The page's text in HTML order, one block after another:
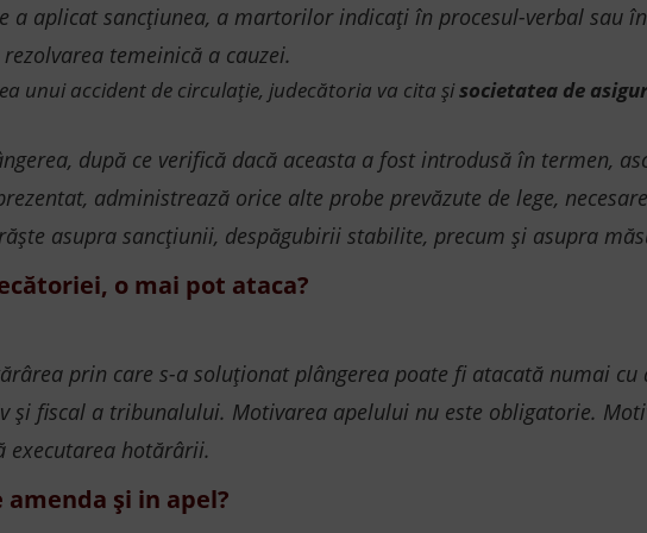
a aplicat sancțiunea, a martorilor indicați în procesul-verbal sau
temeinică a cauzei.
unui accident de circulație, judecătoria va cita șisocietatea de
după ce verifică dacă aceasta a fost introdusă în termen,
administrează orice alte probe prevăzute de lege,
asupra sancțiunii, despăgubirii stabilite, precum și asupra
o mai pot ataca?
prin care s-a soluționat plângerea poate fi atacată numai cu
și fiscal a tribunalului. Motivarea apelului nu este obligatorie.
executarea hotărârii.
și in apel?